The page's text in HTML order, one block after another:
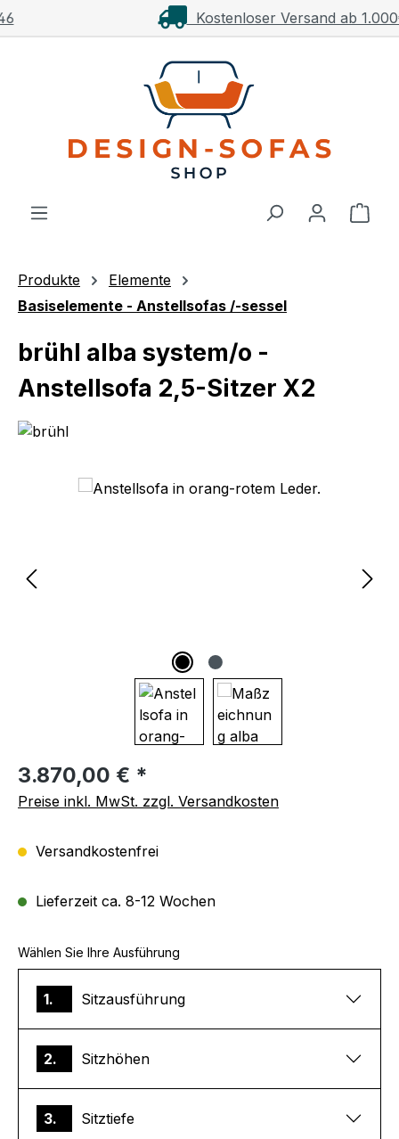
Zum Hauptinhalt springenKostenloser Versand ab 1.000€**
Produkte
Elemente
Basiselemente - Anstellsofas /-sessel
brühl alba system/o -
Anstellsofa 2,5-Sitzer X2
Bildergalerie überspringen
Regulärer Preis:
3.870,00 € *
Preise inkl. MwSt. zzgl. Versandkosten
Versandkostenfrei
Lieferzeit ca. 8-12 Wochen
Wählen Sie Ihre Ausführung
1. Sitzausführung
2. Sitzhöhen
3. Sitztiefe